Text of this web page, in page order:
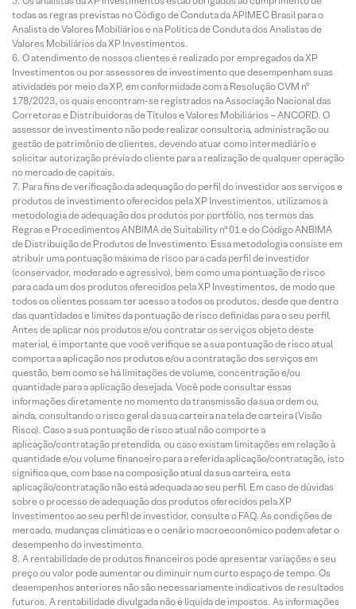
todas as regras previstas no Código de Conduta da APIMEC Brasil para o
Analista de Valores Mobiliários e na Política de Conduta dos Analistas de
Valores Mobiliários da XP Investimentos.
O atendimento de nossos clientes é realizado por empregados da XP
Investimentos ou por assessores de investimento que desempenham suas
atividades por meio da XP, em conformidade com a Resolução CVM nº
178/2023, os quais encontram-se registrados na Associação Nacional das
Corretoras e Distribuidoras de Títulos e Valores Mobiliários – ANCORD. O
assessor de investimento não pode realizar consultoria, administração ou
gestão de patrimônio de clientes, devendo atuar como intermediário e
solicitar autorização prévia do cliente para a realização de qualquer operação
no mercado de capitais.
Para fins de verificação da adequação do perfil do investidor aos serviços e
produtos de investimento oferecidos pela XP Investimentos, utilizamos a
metodologia de adequação dos produtos por portfólio, nos termos das
Regras e Procedimentos ANBIMA de Suitability nº 01 e do Código ANBIMA
de Distribuição de Produtos de Investimento. Essa metodologia consiste em
atribuir uma pontuação máxima de risco para cada perfil de investidor
(conservador, moderado e agressivo), bem como uma pontuação de risco
para cada um dos produtos oferecidos pela XP Investimentos, de modo que
todos os clientes possam ter acesso a todos os produtos, desde que dentro
das quantidades e limites da pontuação de risco definidas para o seu perfil.
Antes de aplicar nos produtos e/ou contratar os serviços objeto deste
material, é importante que você verifique se a sua pontuação de risco atual
comporta a aplicação nos produtos e/ou a contratação dos serviços em
questão, bem como se há limitações de volume, concentração e/ou
quantidade para a aplicação desejada. Você pode consultar essas
informações diretamente no momento da transmissão da sua ordem ou,
ainda, consultando o risco geral da sua carteira na tela de carteira (Visão
Risco). Caso a sua pontuação de risco atual não comporte a
aplicação/contratação pretendida, ou caso existam limitações em relação à
quantidade e/ou volume financeiro para a referida aplicação/contratação, isto
significa que, com base na composição atual da sua carteira, esta
aplicação/contratação não está adequada ao seu perfil. Em caso de dúvidas
sobre o processo de adequação dos produtos oferecidos pela XP
Investimentos ao seu perfil de investidor, consulte o FAQ. As condições de
mercado, mudanças climáticas e o cenário macroeconômico podem afetar o
desempenho do investimento.
A rentabilidade de produtos financeiros pode apresentar variações e seu
preço ou valor pode aumentar ou diminuir num curto espaço de tempo. Os
desempenhos anteriores não são necessariamente indicativos de resultados
futuros. A rentabilidade divulgada não é líquida de impostos. As informações